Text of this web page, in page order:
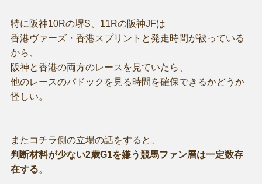
特に阪神10Rの堺S、11Rの阪神JFは
香港ヴァーズ・香港スプリントと発走時間が被っている
から、
阪神と香港の両方のレースを見ていたら、
他のレースのパドックを見る時間を確保できるかどうか
怪しい。
またコチラ側の立場の話をすると、
判断材料が少ない2歳G1を嫌う競馬ファン層は一定数存
在する。